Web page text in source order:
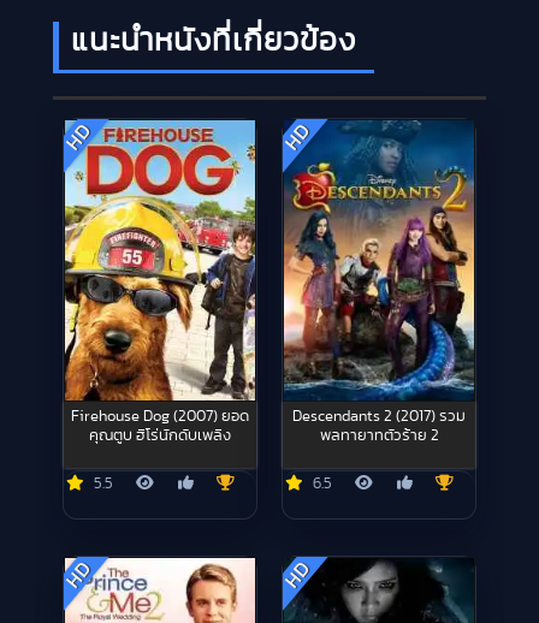
แนะนำหนังที่เกี่ยวข้อง
HD
Firehouse Dog (2007) ยอด
คุณตูบ ฮีโร่นักดับเพลิง
5.5
HD
Descendants 2 (2017) รวม
พลทายาทตัวร้าย 2
6.5
HD HD